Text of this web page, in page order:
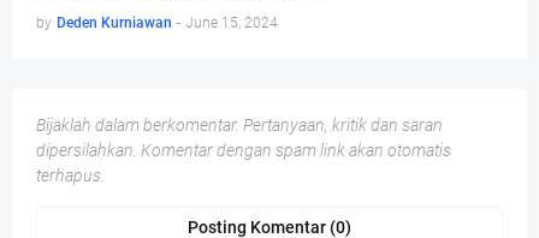
by Deden Kurniawan - June 15, 2024
Bijaklah dalam berkomentar. Pertanyaan, kritik dan saran
dipersilahkan. Komentar dengan spam link akan otomatis
terhapus.
Posting Komentar (0)